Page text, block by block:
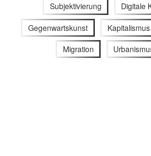
Subjektivierung Digitale
Gegenwartskunst Kapitalismus
Migration